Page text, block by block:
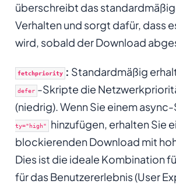
überschreibt das
Verhalten und sorgt dafür, dass
wird, sobald der Download
fetchpriority : Standardmäßig
defer -Skripte die
(niedrig). Wenn Sie einem
ty="high" hinzufügen, erhalten Sie
blockierenden Download mit
Dies ist die ideale Kombination
für das Benutzererlebnis (User